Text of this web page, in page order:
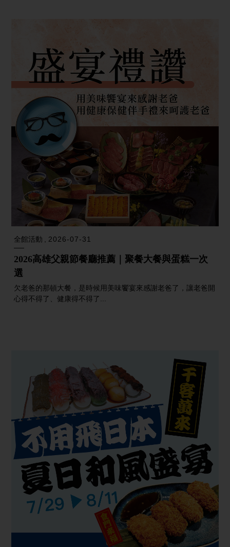
全館活動 2026-07-31
2026高雄父親節餐廳推薦｜聚餐大餐與蛋糕一次
選
欠老爸的那頓大餐，是時候用美味饗宴來感謝老爸了，讓老爸開
心得不得了、健康得不得了...